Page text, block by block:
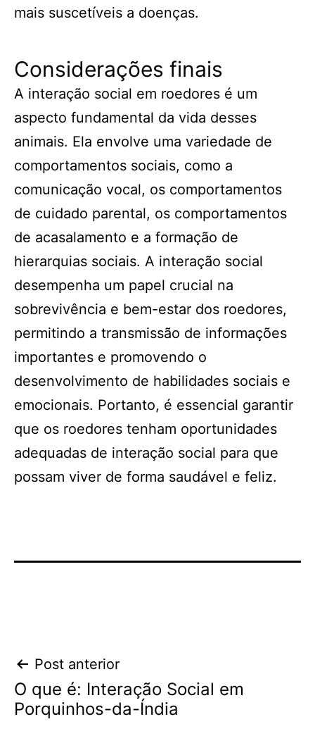
mais suscetíveis a doenças.
Considerações finais
A interação social em roedores é um
aspecto fundamental da vida desses
animais. Ela envolve uma variedade de
comportamentos sociais, como a
comunicação vocal, os comportamentos
de cuidado parental, os comportamentos
de acasalamento e a formação de
hierarquias sociais. A interação social
desempenha um papel crucial na
sobrevivência e bem-estar dos roedores,
permitindo a transmissão de informações
importantes e promovendo o
desenvolvimento de habilidades sociais e
emocionais. Portanto, é essencial garantir
que os roedores tenham oportunidades
adequadas de interação social para que
possam viver de forma saudável e feliz.
Navegação
de
Post
Post anterior
O que é: Interação Social em
Porquinhos-da-Índia